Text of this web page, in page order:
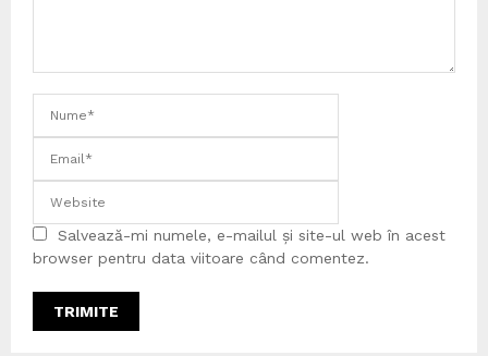
Salvează-mi numele, e-mailul și site-ul web în acest
browser pentru data viitoare când comentez.